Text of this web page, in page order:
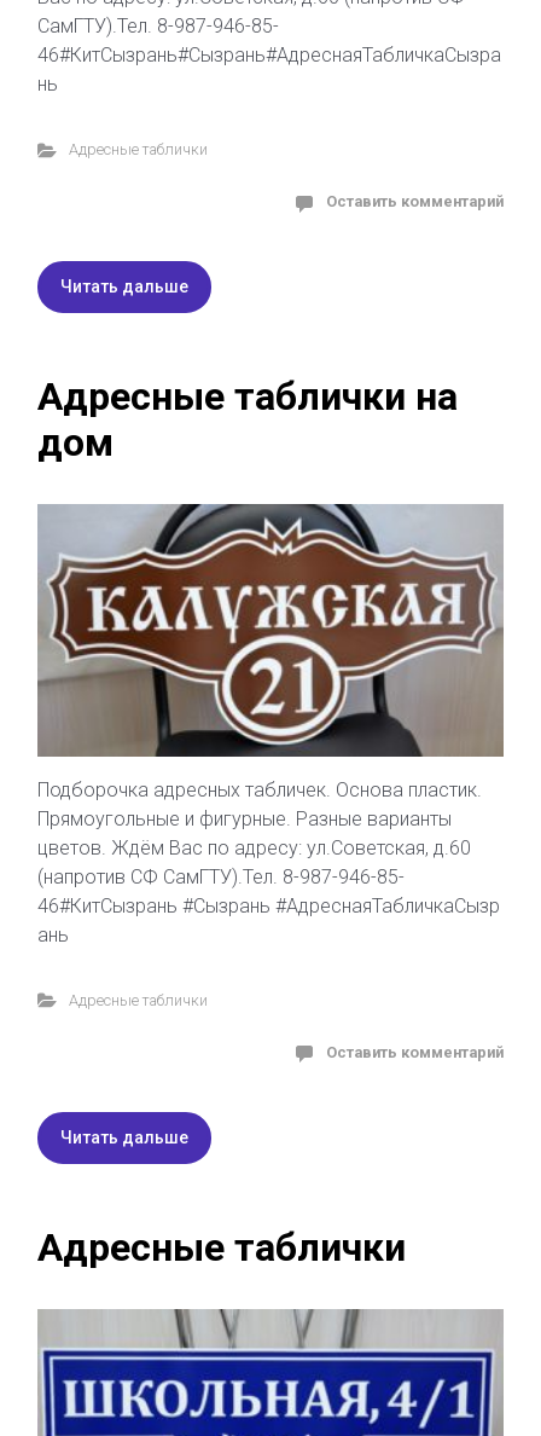
СамГТУ).Тел. 8-987-946-85-
46#КитСызрань#Сызрань#АдреснаяТабличкаСызра
нь
Адресные таблички
Оставить комментарий
Читать дальше
Адресные таблички на
дом
Подборочка адресных табличек. Основа пластик.
Прямоугольные и фигурные. Разные варианты
цветов. Ждём Вас по адресу: ул.Советская, д.60
(напротив СФ СамГТУ).Тел. 8-987-946-85-
46#КитСызрань #Сызрань #АдреснаяТабличкаСызр
ань
Адресные таблички
Оставить комментарий
Читать дальше
Адресные таблички